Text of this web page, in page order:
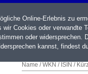
Name / WKN / ISIN /
Online-Erlebnis zu
Cookies oder verwandte
oder
kannst, findest